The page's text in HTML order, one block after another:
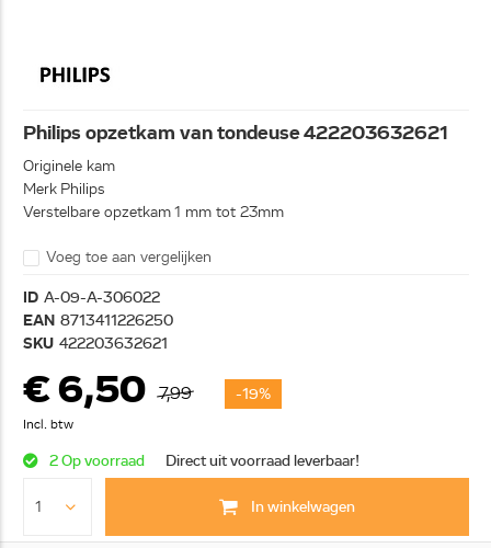
Philips opzetkam van tondeuse 422203632621
Originele kam
Merk Philips
Verstelbare opzetkam 1 mm tot 23mm
Voeg toe aan vergelijken
ID A-09-A-306022
EAN 8713411226250
SKU 422203632621
€ 6,50 7,99 -19%
Incl. btw
2 Op voorraad Direct uit voorraad leverbaar!
In winkelwagen